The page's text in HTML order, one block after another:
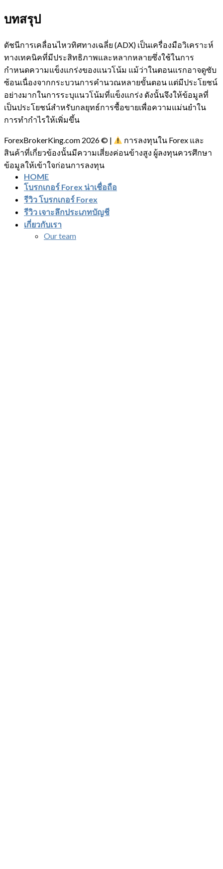
บทสรุป
ดัชนีการเคลื่อนไหวทิศทางเฉลี่ย (ADX) เป็นเครื่องมือวิเคราะห์
ทางเทคนิคที่มีประสิทธิภาพและหลากหลายซึ่งใช้ในการ
กำหนดความแข็งแกร่งของแนวโน้ม แม้ว่าในตอนแรกอาจดูซับ
ซ้อนเนื่องจากกระบวนการคำนวณหลายขั้นตอน แต่มีประโยชน์
อย่างมากในการระบุแนวโน้มที่แข็งแกร่ง ดังนั้นจึงให้ข้อมูลที่
เป็นประโยชน์สำหรับกลยุทธ์การซื้อขายเพื่อความแม่นยำใน
การทำกำไรให้เพิ่มขึ้น
ForexBrokerKing.com 2026 © |
การลงทุนใน Forex และ
สินค้าที่เกี่ยวข้องนั้นมีความเสี่ยงค่อนข้างสูง ผู้ลงทุนควรศึกษา
ข้อมูลให้เข้าใจก่อนการลงทุน
HOME
โบรกเกอร์ Forex น่าเชื่อถือ
รีวิว โบรกเกอร์ Forex
รีวิว เจาะลึกประเภทบัญชี
เกี่ยวกับเรา
Our team